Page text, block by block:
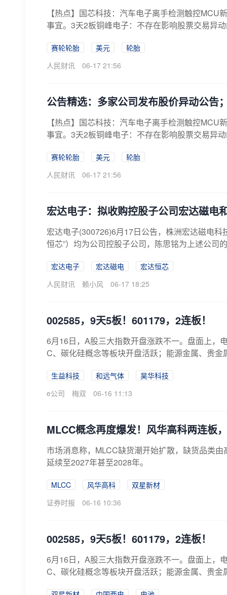
【热点】国芯科技：汽车电子离手检测触控
事宜。3天2板铜峰电子：不存在影响股票交易异
赛轮轮胎 美元
轮胎
人民财讯
06-17 21:56
公告精选：多家公司发布股价异动公告
【热点】国芯科技：汽车电子离手检测触控
事宜。3天2板铜峰电子：不存在影响股票交易异
赛轮轮胎 美元
轮胎
人民财讯
06-17 21:56
宏达电子：拟收购控股子公司宏达磁电
宏达电子(300726)6月17日公告，株洲宏达磁电科
恒芯”）均为公司控股子公司，陈思铭为上述公司
宏达电子 宏达磁电
宏达恒芯
人民财讯
赖小风 06-17 18:25
002585，9天5板！601179，2连板！
6月16日，A股三大指数开盘涨跌不一。盘面上，
C、碳化硅概念等板块开盘活跃；能源金属、贵
生益科技 和远气体
昊华科技
e公司
梅双 06-16 11:13
MLCC概念再度爆发！风华高科两连板
市场消息称，MLCC缺货潮开始扩散，缺货品类
延续至2027年甚至2028年。
MLCC 风华高科
双星新材
证券时报
06-16 10:36
002585，9天5板！601179，2连板！
6月16日，A股三大指数开盘涨跌不一。盘面上，
C、碳化硅概念等板块开盘活跃；能源金属、贵